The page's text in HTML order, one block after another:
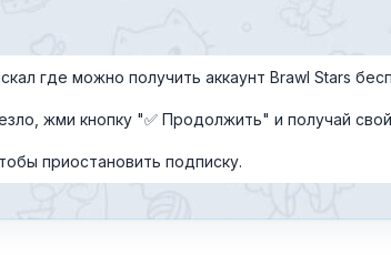
на email
где можно получить аккаунт Brawl Stars
жми кнопку "✅ Продолжить" и получай свой
приостановить подписку.